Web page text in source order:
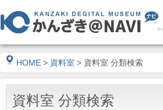
HOME > 資料室 > 資料室 分類検索
資料室 分類検索